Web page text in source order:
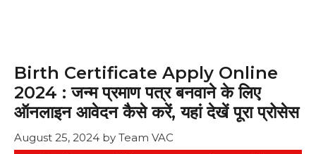
Birth Certificate Apply Online
2024 : जन्म प्रमाण पत्र बनवाने के लिए
ऑनलाइन आवेदन कैसे करें, यहां देखें पूरा प्रोसेस
August 25, 2024 by Team VAC